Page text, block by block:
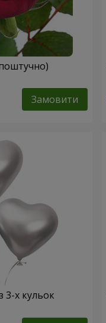
Замовити
3-х кульок